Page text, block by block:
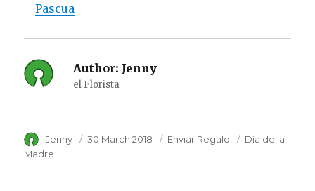
Pascua
Author: Jenny
el Florista
Author
Jenny
Posted
30 March 2018 Category
Enviar Regalo Tags
Día de la
Madre